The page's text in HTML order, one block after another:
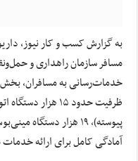
به گزارش کسب و کار نیوز،
مسافر سازمان راهداری و
خدمات‌رسانی به مسافران،
آمادگی کامل برای ارائه